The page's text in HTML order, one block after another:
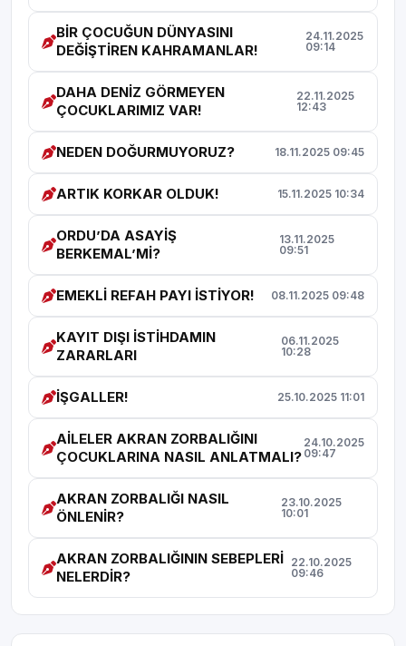
BİR ÇOCUĞUN DÜNYASINI
DEĞİŞTİREN KAHRAMANLAR!
24.11.2025
09:14
DAHA DENİZ GÖRMEYEN
ÇOCUKLARIMIZ VAR!
22.11.2025
12:43
NEDEN DOĞURMUYORUZ? 18.11.2025 09:45
ARTIK KORKAR OLDUK! 15.11.2025 10:34
ORDU’DA ASAYİŞ
BERKEMAL’Mİ?
13.11.2025
09:51
EMEKLİ REFAH PAYI İSTİYOR! 08.11.2025 09:48
KAYIT DIŞI İSTİHDAMIN
ZARARLARI
06.11.2025
10:28
İŞGALLER! 25.10.2025 11:01
AİLELER AKRAN ZORBALIĞINI
ÇOCUKLARINA NASIL ANLATMALI?
24.10.2025
09:47
AKRAN ZORBALIĞI NASIL
ÖNLENİR?
23.10.2025
10:01
AKRAN ZORBALIĞININ SEBEPLERİ
NELERDİR?
22.10.2025
09:46